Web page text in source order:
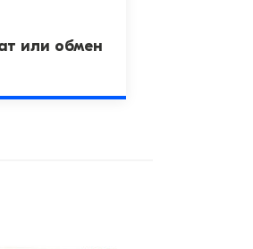
или обмен